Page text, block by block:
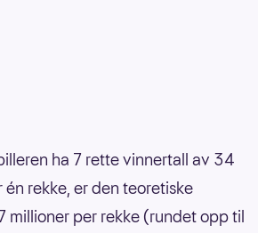
ha 7 rette vinnertall av 34
rekke, er den teoretiske
millioner per rekke (rundet opp til